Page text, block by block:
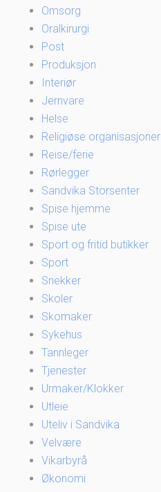
Omsorg
Oralkirurgi
Post
Produksjon
Interiør
Jernvare
Helse
Religiøse organisasjoner
Reise/ferie
Rørlegger
Sandvika Storsenter
Spise hjemme
Spise ute
Sport og fritid butikker
Sport
Snekker
Skoler
Skomaker
Sykehus
Tannleger
Tjenester
Urmaker/Klokker
Utleie
Uteliv i Sandvika
Velvære
Vikarbyrå
Økonomi